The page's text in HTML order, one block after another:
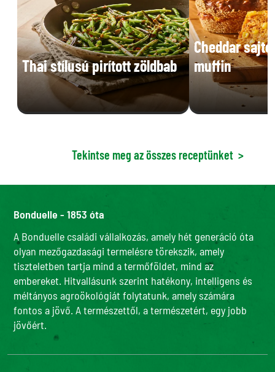
Thai stílusú pirított zöldbab
Cheddar
muffin
Tekintse meg az összes receptünket >
Bonduelle - 1853 óta
A Bonduelle családi vállalkozás, amely hét generáció óta
olyan mezőgazdasági termelésre törekszik, amely
tiszteletben tartja mind a termőföldet, mind az
embereket. Hitvallásunk szerint hatékony, intelligens és
méltányos agroökológiát folytatunk, amely számára
fontos a jövő. A természettől, a természetért, egy jobb
jövőért.